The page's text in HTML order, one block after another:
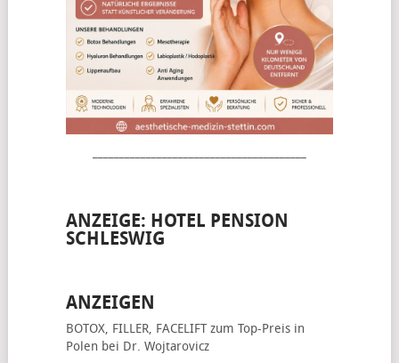
ANZEIGE: HOTEL PENSION
SCHLESWIG
ANZEIGEN
BOTOX, FILLER, FACELIFTzum Top-Preis in
Polen bei Dr. Wojtarovicz